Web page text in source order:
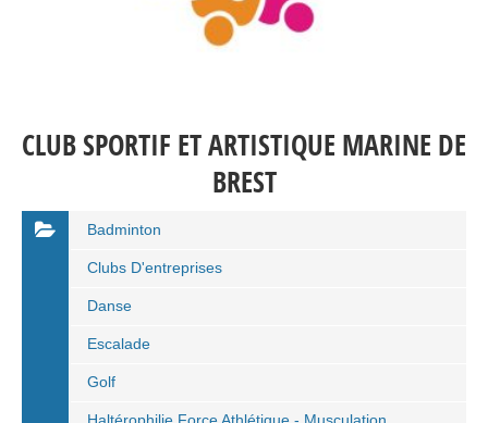
CLUB SPORTIF ET ARTISTIQUE MARINE DE
BREST
Badminton
Clubs D'entreprises
Danse
Escalade
Golf